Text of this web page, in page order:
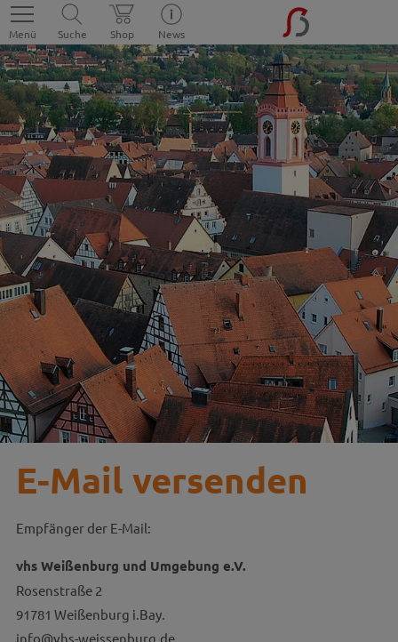
Menü Suche Shop News
E-Mail versenden
Empfänger der E-Mail:
vhs Weißenburg und Umgebung e.V.
Rosenstraße 2
91781 Weißenburg i.Bay.
info@vhs-weissenburg.de